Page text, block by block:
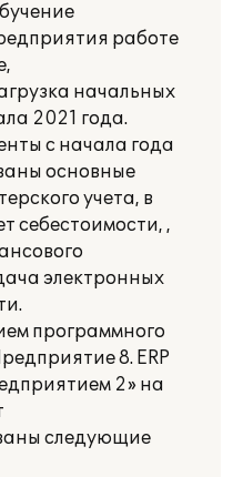
работе
начальных
2021 года.
с начала года
основные
учета, в
себестоимости, ,
электронных
программного
8. ERP
2» на
следующие